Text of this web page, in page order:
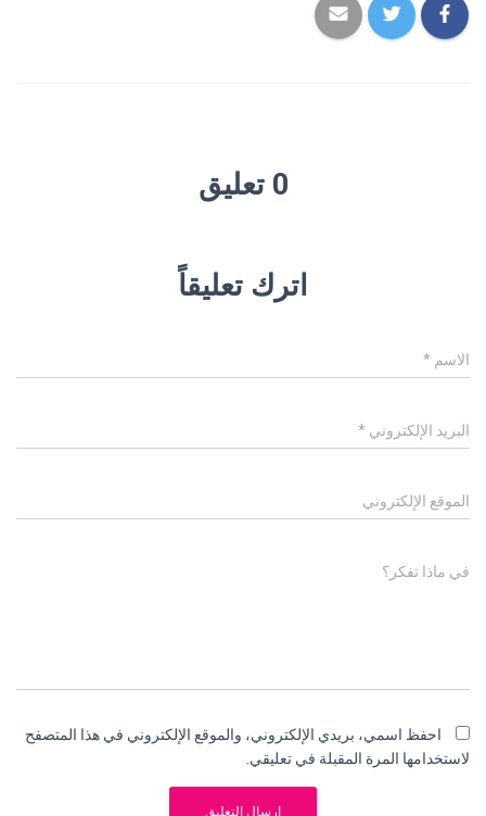
0 تعليق
اترك تعليقاً
الاسم *
البريد الإلكتروني *
الموقع الإلكتروني
في ماذا تفكر؟
احفظ اسمي، بريدي الإلكتروني، والموقع الإلكتروني في هذا المتصفح
لاستخدامها المرة المقبلة في تعليقي.